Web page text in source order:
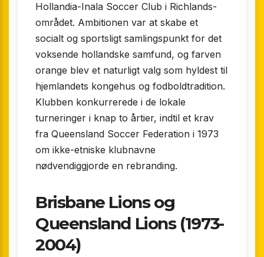
Hollandia-Inala Soccer Club i Richlands-
området. Ambitionen var at skabe et
socialt og sportsligt samlingspunkt for det
voksende hollandske samfund, og farven
orange blev et naturligt valg som hyldest til
hjemlandets kongehus og fodboldtradition.
Klubben konkurrerede i de lokale
turneringer i knap to årtier, indtil et krav
fra Queensland Soccer Federation i 1973
om ikke-etniske klubnavne
nødvendiggjorde en rebranding.
Brisbane Lions og
Queensland Lions (1973-
2004)